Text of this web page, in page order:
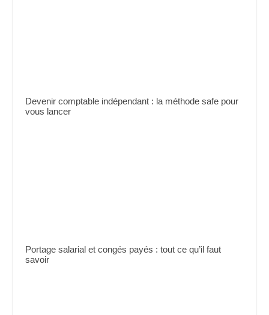
Devenir comptable indépendant : la méthode safe pour
vous lancer
Portage salarial et congés payés : tout ce qu’il faut
savoir